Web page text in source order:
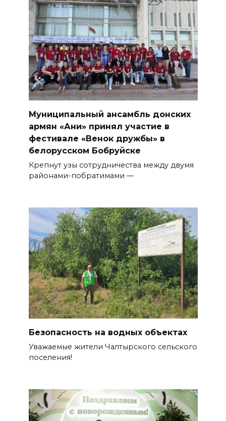
Муниципальный ансамбль дон­ских
армян «Ани» принял участие в
фестивале «Венок дружбы» в
белорусском Бобруйске
Крепнут узы сотрудничества между двумя
районами-побратима­ми —
Безопасность на водных объектах
Уважаемые жители Чалтырского сельского
поселения!